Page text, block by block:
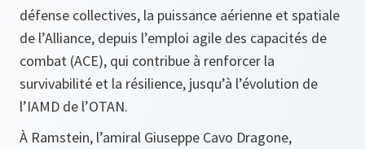
défense collectives, la puissance aérienne et spatiale
de l’Alliance, depuis l’emploi agile des capacités de
combat (ACE), qui contribue à renforcer la
survivabilité et la résilience, jusqu’à l’évolution de
l’IAMD de l’OTAN.
À Ramstein, l’amiral Giuseppe Cavo Dragone,